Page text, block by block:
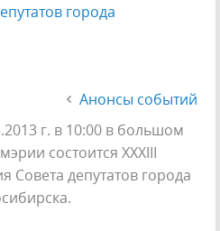
города
Анонсы событий
г. в 10:00 в большом
состоится XXХIII
Совета депутатов города